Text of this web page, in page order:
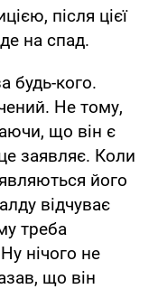
після цієї
на спад.
будь-кого.
Не тому,
що він є
заявляє. Коли
його
відчуває
треба
нічого не
що він